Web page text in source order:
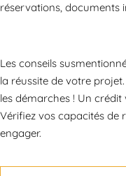
réservations, documents
Les conseils
la réussite de votre
les démarches ! Un
Vérifiez vos capacités de
engager.